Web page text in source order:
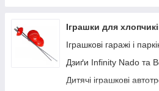
Розвиваючі килимки
Нічні світильники для
Дитячий посуд
Дитяча гігієна та
Іграшки для
Іграшкові гаражі і
Дзиґи Infinity Nado та
Дитячі іграшкові